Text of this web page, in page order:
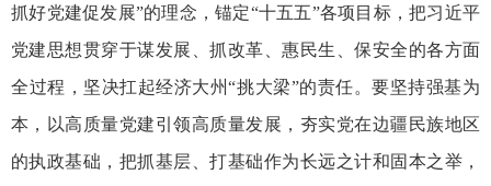
抓好党建促发展”的理念，锚定“十五五”各项目标，把习近平
党建思想贯穿于谋发展、抓改革、惠民生、保安全的各方面
全过程，坚决扛起经济大州“挑大梁”的责任。要坚持强基为
本，以高质量党建引领高质量发展，夯实党在边疆民族地区
的执政基础，把抓基层、打基础作为长远之计和固本之举，